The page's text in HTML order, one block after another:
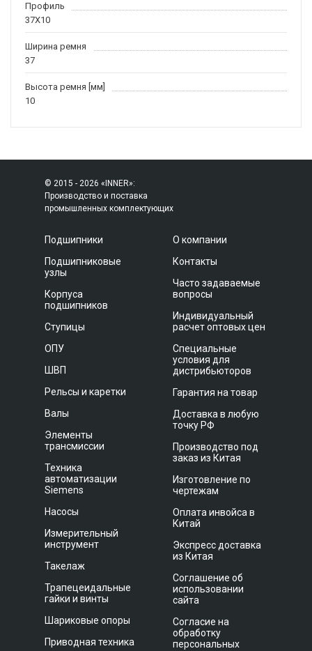
Профиль
37X10
Ширина ремня
37
Высота ремня [мм]
10
© 2015 - 2026 «INNER»:
Производство и поставка
промышленных комплектующих
Подшипники
Подшипниковые
узлы
Корпуса
подшипников
Ступицы
ОПУ
ШВП
Рельсы и каретки
Валы
Элементы
трансмиссии
Техника
автоматизации
Siemens
Насосы
Измерительный
инструмент
Такелаж
Трапецеидальные
гайки и винты
Шариковые опоры
Приводная техника
О компании
Контакты
Часто задаваемые
вопросы
Индивидуальный
расчет оптовых цен
Специальные
условия для
дистрибьюторов
Гарантия на товар
Доставка в любую
точку РФ
Производство под
заказ из Китая
Изготовление по
чертежам
Оплата инвойса в
Китай
Экспресс доставка
из Китая
Соглашение об
использовании
сайта
Согласие на
обработку
персональных